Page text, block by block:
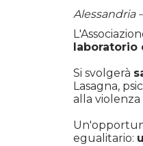
Alessandria
laboratorio
Si svolgerà
Lasagna,
alla
egualitario: